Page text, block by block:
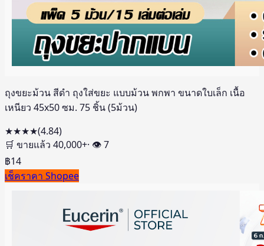
ถุงขยะม้วน สีดำ ถุงใส่ขยะ แบบม้วน พกพา ขนาดใบเล็ก เนื้อ
เหนียว 45x50 ซม. 75 ชิ้น (5ม้วน)
★★★★(4.84)
🛒 ขายแล้ว 40,000+· 👁7
฿14
เช็คราคา Shopee